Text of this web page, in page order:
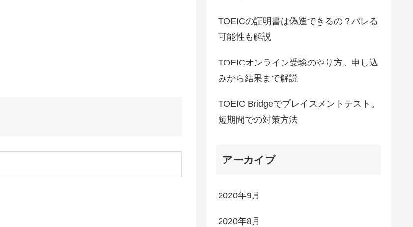
TOEICの証明書は偽造できるの？バレる
可能性も解説
TOEICオンライン受験のやり方。申し込
みから結果まで解説
TOEIC Bridgeでプレイスメントテスト。
短期間での対策方法
アーカイブ
2020年9月
2020年8月